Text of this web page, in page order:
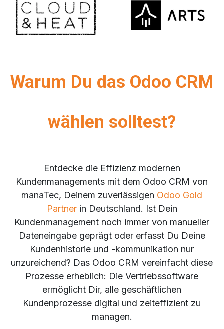
Warum Du das Odoo CRM
wählen solltest?
Entdecke die Effizienz modernen
Kundenmanagements mit dem Odoo CRM von
manaTec, Deinem zuverlässigen Odoo Gold
Partnerin Deutschland. Ist Dein
Kundenmanagement noch immer von manueller
Dateneingabe geprägt oder erfasst Du Deine
Kundenhistorie und -kommunikation nur
unzureichend? Das Odoo CRM vereinfacht diese
Prozesse erheblich: Die Vertriebssoftware
ermöglicht Dir, alle geschäftlichen
Kundenprozesse digital und zeiteffizient zu
managen.